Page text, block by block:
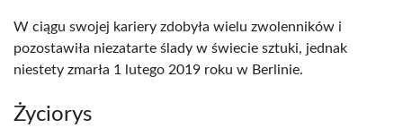
W ciągu swojej kariery zdobyła wielu zwolenników i
pozostawiła niezatarte ślady w świecie sztuki, jednak
niestety zmarła 1 lutego 2019 roku w Berlinie.
Życiorys